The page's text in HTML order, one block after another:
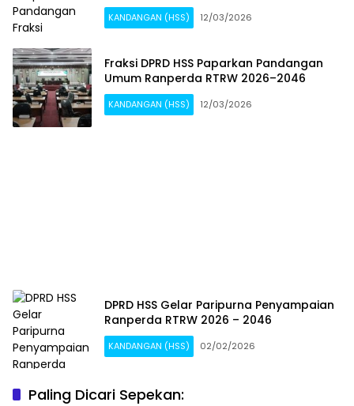
KANDANGAN (HSS) 12/03/2026
Fraksi DPRD HSS Paparkan Pandangan
Umum Ranperda RTRW 2026–2046
KANDANGAN (HSS) 12/03/2026
DPRD HSS Gelar Paripurna Penyampaian
Ranperda RTRW 2026 – 2046
KANDANGAN (HSS) 02/02/2026
Paling Dicari Sepekan: